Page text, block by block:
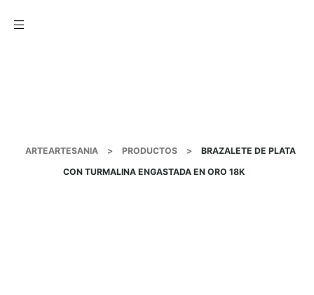
ARTEARTESANIA > PRODUCTOS >
BRAZALETE DE PLATA
CON TURMALINA ENGASTADA EN ORO 18K